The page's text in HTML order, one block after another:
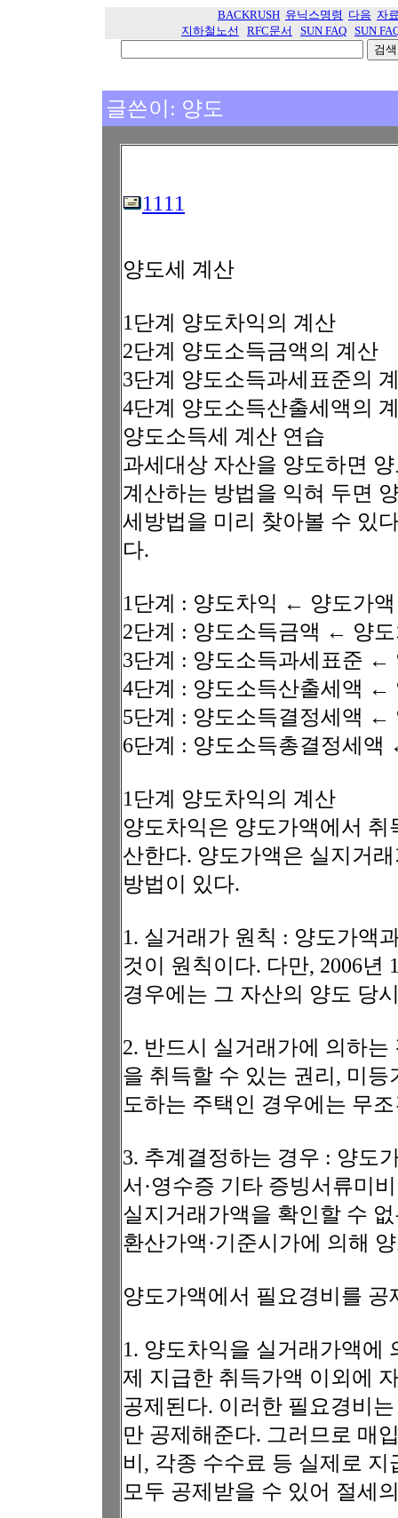
BACKRUSH 유닉스명령 다음 자
지하철노선
RFC문서 SUN FAQ SUN
글쓴이: 양도
1111
양도세 계산
1단계 양도차익의 계산
2단계 양도소득금액의 계산
3단계 양도소득과세표준의
4단계 양도소득산출세액의
양도소득세 계산 연습
과세대상 자산을 양도하면
계산하는 방법을 익혀 두면
세방법을 미리 찾아볼 수 있
다.
1단계 : 양도차익 ← 양도가
2단계 : 양도소득금액 ← 양
3단계 : 양도소득과세표준 ←
4단계 : 양도소득산출세액 ←
5단계 : 양도소득결정세액 ←
6단계 : 양도소득총결정세
1단계 양도차익의 계산
양도차익은 양도가액에서
산한다. 양도가액은 실지거
방법이 있다.
1. 실거래가 원칙 : 양도가액
것이 원칙이다. 다만, 2006년
경우에는 그 자산의 양도 당
2. 반드시 실거래가에 의하
을 취득할 수 있는 권리, 미
도하는 주택인 경우에는 무
3. 추계결정하는 경우 : 양도
서·영수증 기타 증빙서류미
실지거래가액을 확인할 수
환산가액·기준시가에 의해
양도가액에서 필요경비를
1. 양도차익을 실거래가액에
제 지급한 취득가액 이외에
공제된다. 이러한 필요경비
만 공제해준다. 그러므로 매
비, 각종 수수료 등 실제로
모두 공제받을 수 있어 절세